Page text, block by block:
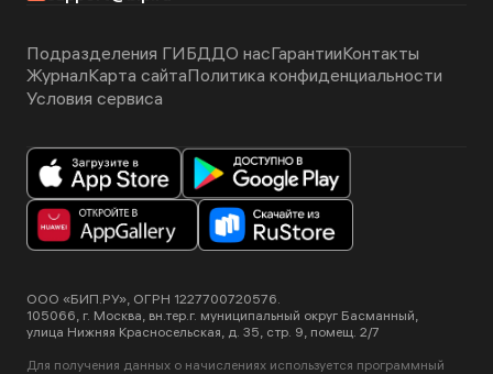
Подразделения ГИБДДО насГарантииКонтакты
ЖурналКарта сайтаПолитика конфиденциальности
Условия сервиса
ООО «БИП.РУ», ОГРН 1227700720576.
105066, г. Москва, вн.тер.г. муниципальный округ Басманный,
улица Нижняя Красносельская, д. 35, стр. 9, помещ. 2/7
Для получения данных о начислениях используется программный